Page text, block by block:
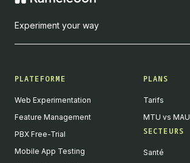
Experiment your way
PLATEFORME
Web Experimentation
Feature Management
PBX Free-Trial
Mobile App Testing
PLANS
Tarifs
MTU vs MAU
SECTEURS
Santé